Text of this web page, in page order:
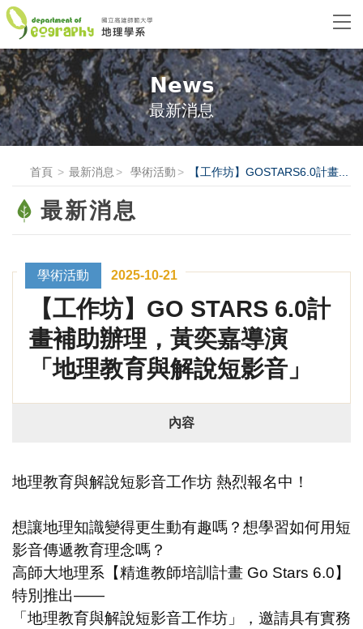
News
最新消息
首頁 最新消息 學術活動 【工作坊】GOSTARS6.0計畫...
最新消息
學術活動 2025-10-21
【工作坊】GO STARS 6.0計
畫補助辦理，黃奕嘉導演
「地理教育與解說短影音」
內容
地理教育與解說短影音工作坊 熱烈報名中！
想讓地理知識變得更生動有趣嗎？想學習如何用短
影音傳遞教育理念嗎？
高師大地理系【精進教師培訓計畫 Go Stars 6.0】
特別推出——
「地理教育與解說短影音工作坊」，邀請具有實務